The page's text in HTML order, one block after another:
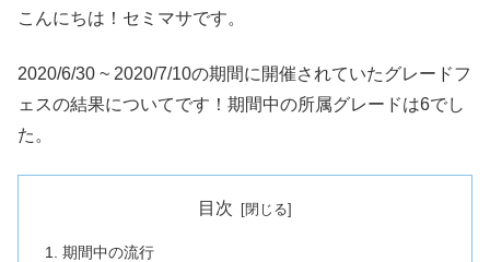
こんにちは！セミマサです。
2020/6/30 ~ 2020/7/10の期間に開催されていたグレードフ
ェスの結果についてです！期間中の所属グレードは6でし
た。
目次
期間中の流行